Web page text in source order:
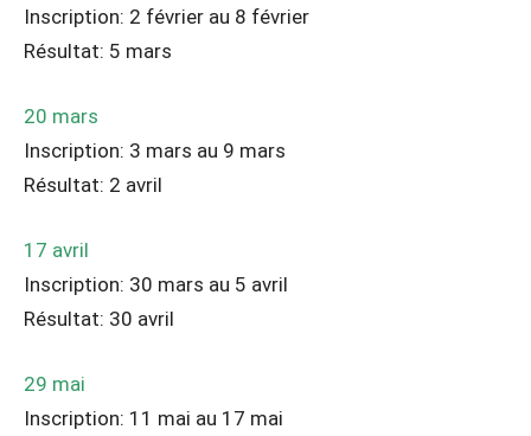
Inscription: 2 février au 8 février
Résultat: 5 mars
20 mars
Inscription: 3 mars au 9 mars
Résultat: 2 avril
17 avril
Inscription: 30 mars au 5 avril
Résultat: 30 avril
29 mai
Inscription: 11 mai au 17 mai